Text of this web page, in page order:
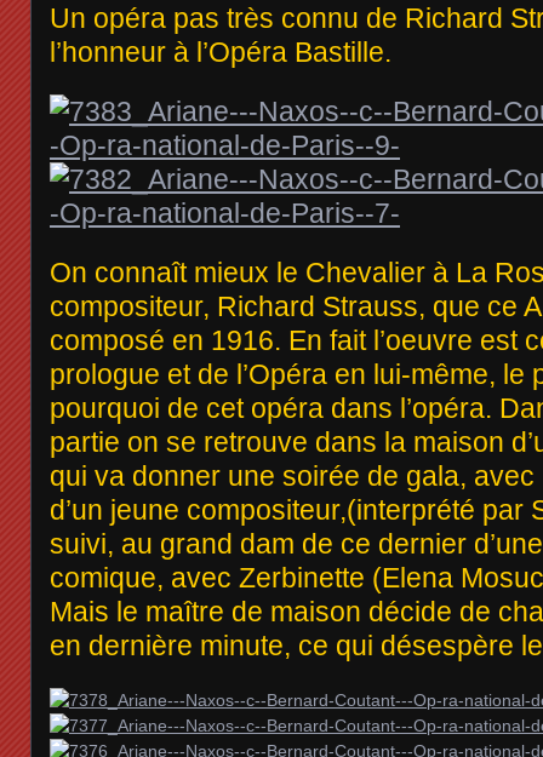
Un opéra pas très connu de Richard
l’honneur à l’Opéra Bastille.
On connaît mieux le Chevalier à La
compositeur, Richard Strauss, que ce
composé en 1916. En fait l’oeuvre est
prologue et de l’Opéra en lui-même, le
pourquoi de cet opéra dans l’opéra.
partie on se retrouve dans la maison
qui va donner une soirée de gala,
d’un jeune compositeur,(interprété par
suivi, au grand dam de ce dernier
comique, avec Zerbinette (Elena
Mais le maître de maison décide de
en dernière minute, ce qui désespère